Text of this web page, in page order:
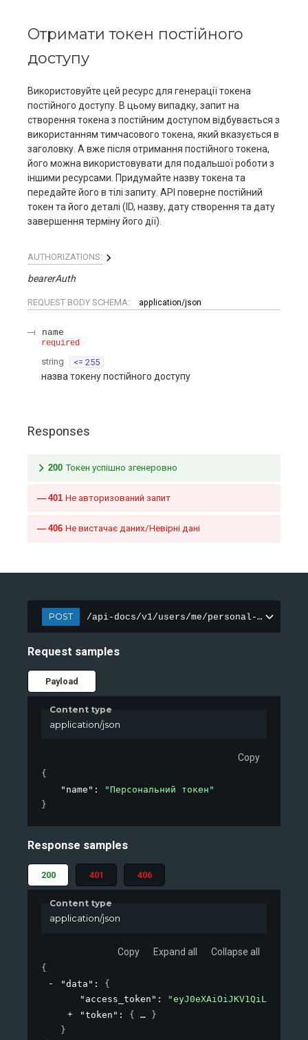
Отримати токен постійного
доступу
Використовуйте цей ресурс для генерації токена
постійного доступу. В цьому випадку, запит на
створення токена з постійним доступом відбувається з
використанням тимчасового токена, який вказується в
заголовку. А вже після отримання постійного токена,
його можна використовувати для подальшої роботи з
іншими ресурсами. Придумайте назву токена та
передайте його в тілі запиту. АРІ поверне постійний
токен та його деталі (ID, назву, дату створення та дату
завершення терміну його дії).
AUTHORIZATIONS:
bearerAuth
REQUEST BODY SCHEMA: application/json
name
required
string <= 255
назва токену постійного доступу
Responses
200 Токен успішно згенеровно
401 Не авторизований запит
406 Не вистачає даних/Невірні дані
POST /api-docs/v1/users/me/personal-access-
Request samples
Payload
Content type
application/json
Copy
{
"name" :
"Персональний токен"
}
Response samples
200 401 406
Content type
application/json
Copy Expand all Collapse all
{
"data" : {
"access_token" :
"token" : {
}
}